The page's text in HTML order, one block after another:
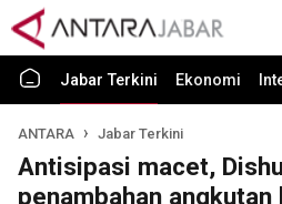
Jabar Terkini Ekonomi
ANTARA Jabar Terkini
Antisipasi macet,
penambahan